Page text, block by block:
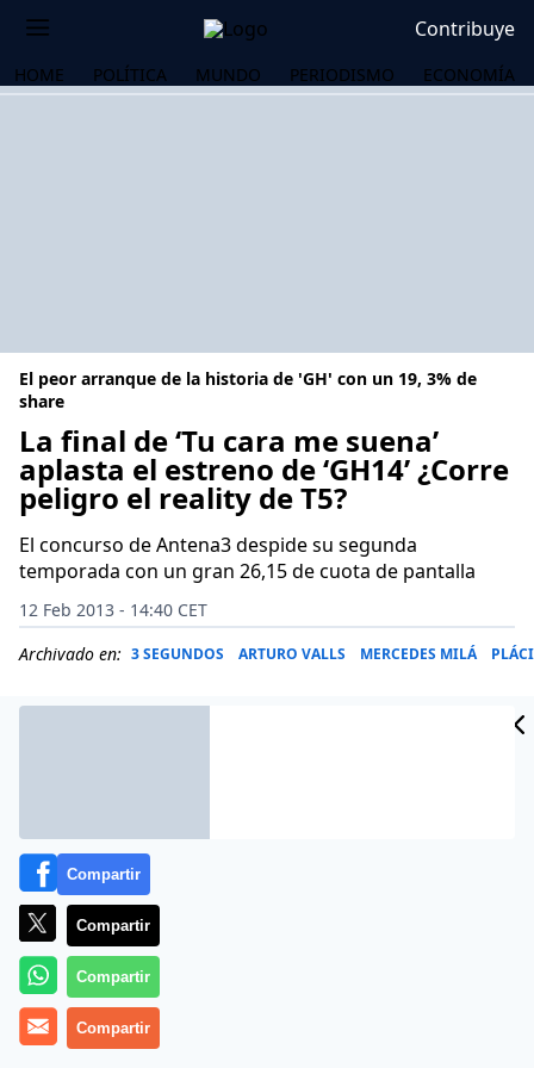
Contribuye
HOME POLÍTICA MUNDO PERIODISMO ECONOMÍA
El peor arranque de la historia de 'GH' con un 19, 3% de
share
La final de ‘Tu cara me suena’
aplasta el estreno de ‘GH14’ ¿Corre
peligro el reality de T5?
El concurso de Antena3 despide su segunda
temporada con un gran 26,15 de cuota de pantalla
12 Feb 2013 - 14:40 CET
Archivado en: 3 SEGUNDOS ARTURO VALLS MERCEDES MILÁ
Era un duelo muy reñido y, finalmente, ganó Antena3.
Compartir
Compartir
Compartir
Compartir